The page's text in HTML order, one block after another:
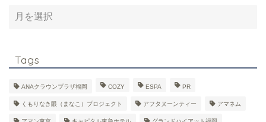
Tags
ANAクラウンプラザ福岡 COZY ESPA PR
くもりなき眼（まなこ）プロジェクト アフタヌーンティー アマネム